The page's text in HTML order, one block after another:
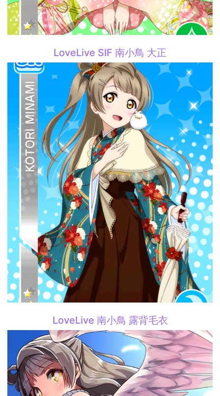
LoveLive SIF 南小鳥 大正
LoveLive 南小鳥 露背毛衣